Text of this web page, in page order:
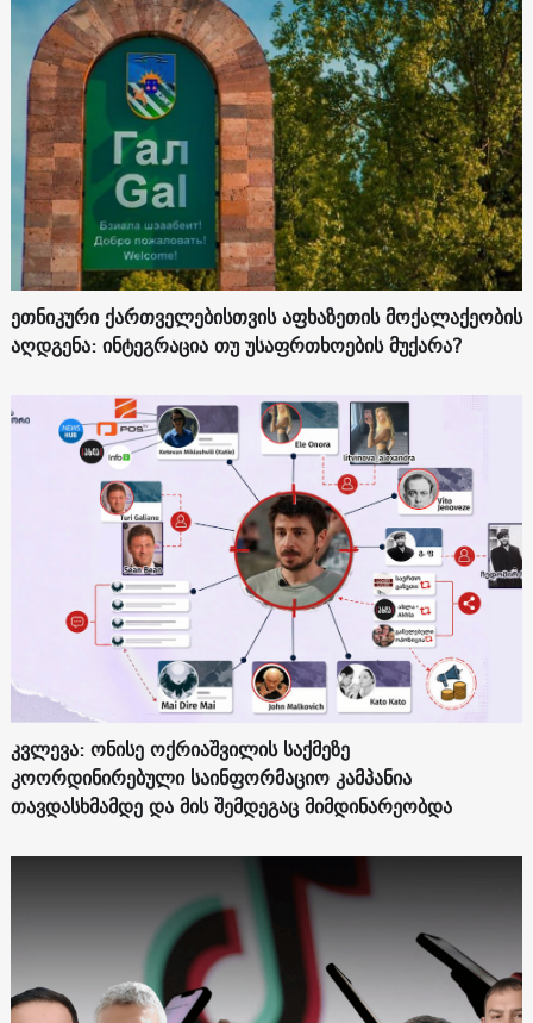
ეთნიკური ქართველებისთვის აფხაზეთის მოქალაქეობის
აღდგენა: ინტეგრაცია თუ უსაფრთხოების მუქარა?
კვლევა: ონისე ოქრიაშვილის საქმეზე
კოორდინირებული საინფორმაციო კამპანია
თავდასხმამდე და მის შემდეგაც მიმდინარეობდა